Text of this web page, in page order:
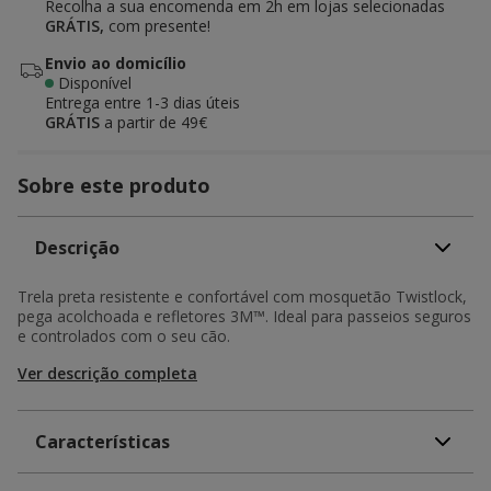
Recolha a sua encomenda em 2h em lojas selecionadas
GRÁTIS, com presente!
Envio ao domicílio
Disponível
Entrega entre 1-3 dias úteis
GRÁTIS a partir de 49€
Sobre este produto
Descrição
Trela preta resistente e confortável com mosquetão Twistlock,
pega acolchoada e refletores 3M™. Ideal para passeios seguros
e controlados com o seu cão.
Ver descrição completa
Características